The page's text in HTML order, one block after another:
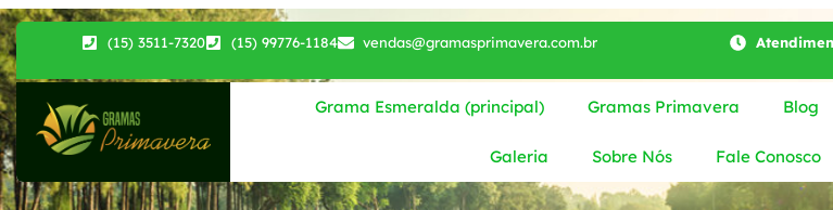
(15) 3511-7320 (15) 99776-1184 vendas@gramasprimavera.com.br
Grama Esmeralda (principal) Gramas Primavera Blog
Galeria Sobre Nós Fale Conosco